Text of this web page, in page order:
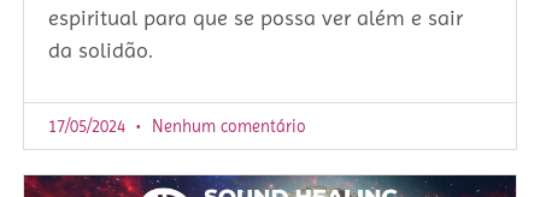
espiritual para que se possa ver além e sair
da solidão.
17/05/2024 Nenhum comentário